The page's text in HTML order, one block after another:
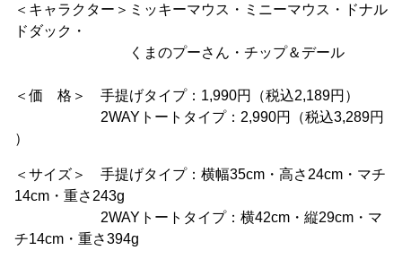
＜キャラクター＞ミッキーマウス・ミニーマウス・ドナル
ドダック・
くまのプーさん・チップ＆デール
＜価 格＞ 手提げタイプ：1,990円（税込2,189円）
2WAYトートタイプ：2,990円（税込3,289円
）
＜サイズ＞ 手提げタイプ：横幅35cm・高さ24cm・マチ
14cm・重さ243g
2WAYトートタイプ：横42cm・縦29cm・マ
チ14cm・重さ394g